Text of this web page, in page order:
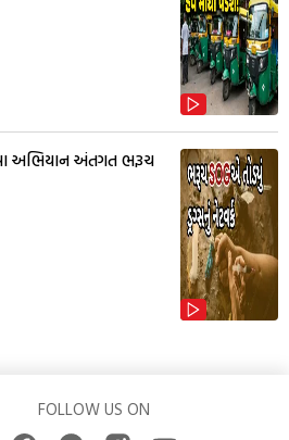
અભિયાન અંતગત ભરૂચ
FOLLOW US ON